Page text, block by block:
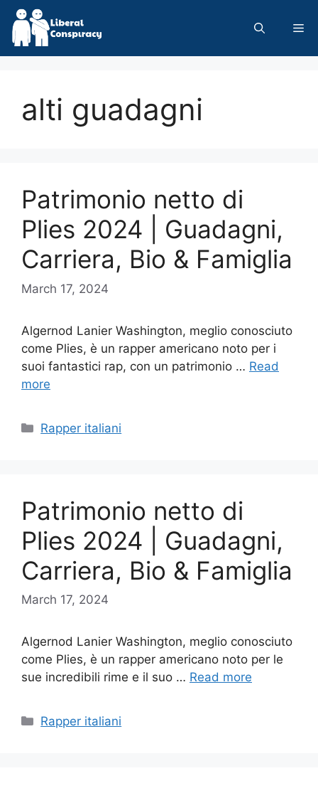
Skip
content
alti guadagni
Patrimonio netto di
Plies 2024 | Guadagni,
Carriera, Bio & Famiglia
March 17, 2024
Algernod Lanier Washington, meglio conosciuto
come Plies, è un rapper americano noto per i
suoi fantastici rap, con un patrimonio … Read
more
Categories
Rapper italiani
Patrimonio netto di
Plies 2024 | Guadagni,
Carriera, Bio & Famiglia
March 17, 2024
Algernod Lanier Washington, meglio conosciuto
come Plies, è un rapper americano noto per le
sue incredibili rime e il suo … Read more
Categories
Rapper italiani